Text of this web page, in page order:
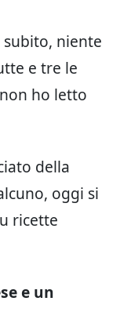
subito, niente
e tre le
ho letto
della
oggi si
ricette
e un